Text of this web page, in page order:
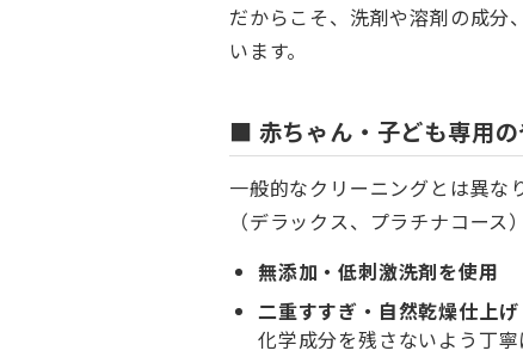
だからこそ、洗剤や溶剤の成分
います。
■ 赤ちゃん・子ども専用
一般的なクリーニングとは異な
（デラックス、プラチナコース）
無添加・低刺激洗剤を使用
二重すすぎ・自然乾燥仕上げ
化学成分を残さないよう丁